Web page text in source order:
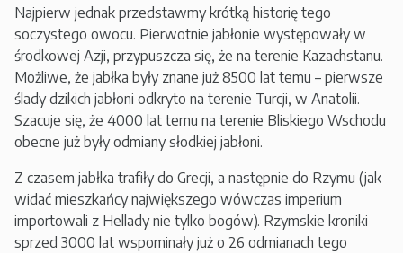
Najpierw jednak przedstawmy krótką historię tego
soczystego owocu. Pierwotnie jabłonie występowały w
środkowej Azji, przypuszcza się, że na terenie Kazachstanu.
Możliwe, że jabłka były znane już 8500 lat temu – pierwsze
ślady dzikich jabłoni odkryto na terenie Turcji, w Anatolii.
Szacuje się, że 4000 lat temu na terenie Bliskiego Wschodu
obecne już były odmiany słodkiej jabłoni.
Z czasem jabłka trafiły do Grecji, a następnie do Rzymu (jak
widać mieszkańcy największego wówczas imperium
importowali z Hellady nie tylko bogów). Rzymskie kroniki
sprzed 3000 lat wspominały już o 26 odmianach tego